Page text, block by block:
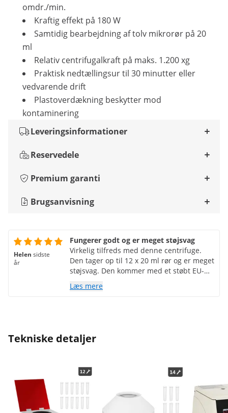
omdr./min.
Kraftig effekt på 180 W
Samtidig bearbejdning af tolv mikrorør på 20
ml
Relativ centrifugalkraft på maks. 1.200 xg
Praktisk nedtællingsur til 30 minutter eller
vedvarende drift
Plastoverdækning beskytter mod
kontaminering
Leveringsinformationer
Reservedele
Premium garanti
Brugsanvisning
Helen sidste
år
Fungerer godt og er meget støjsvag
Virkelig tilfreds med denne centrifuge.
Den tager op til 12 x 20 ml rør og er meget
støjsvag. Den kommer med et støbt EU-
adapter. Ellers var den klar til at gå. Det
Læs mere
Tekniske detaljer